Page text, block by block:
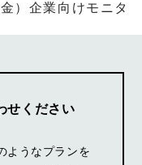
）企業向けモニタ
せください
ようなプランを